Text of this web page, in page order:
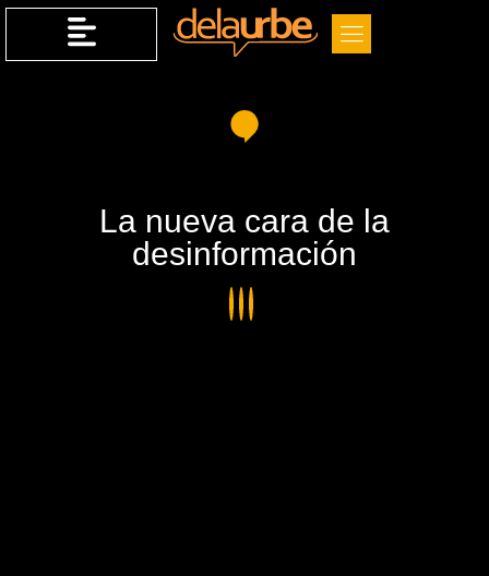
La nueva cara de la
desinformación